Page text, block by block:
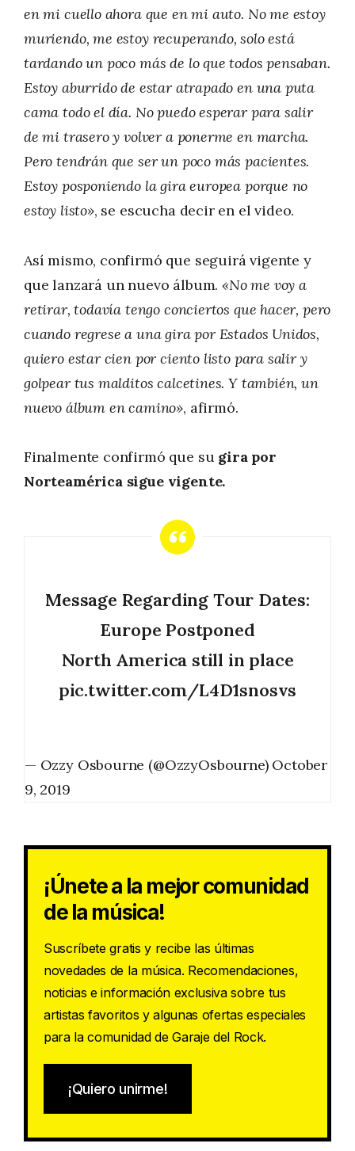
en mi cuello ahora que en mi auto. No me estoy
muriendo, me estoy recuperando, solo está
tardando un poco más de lo que todos pensaban.
Estoy aburrido de estar atrapado en una puta
cama todo el día. No puedo esperar para salir
de mi trasero y volver a ponerme en marcha.
Pero tendrán que ser un poco más pacientes.
Estoy posponiendo la gira europea porque no
estoy listo», se escucha decir en el video.
Así mismo, confirmó que seguirá vigente y
que lanzará un nuevo álbum. «No me voy a
retirar, todavía tengo conciertos que hacer, pero
cuando regrese a una gira por Estados Unidos,
quiero estar cien por ciento listo para salir y
golpear tus malditos calcetines. Y también, un
nuevo álbum en camino», afirmó.
Finalmente confirmó que su gira por
Norteamérica sigue vigente.
Message Regarding Tour Dates:
Europe Postponed
North America still in place
pic.twitter.com/L4D1snosvs
— Ozzy Osbourne (@OzzyOsbourne) October
9, 2019
¡Únete a la mejor comunidad
de la música!
Suscríbete gratis y recibe las últimas
novedades de la música. Recomendaciones,
noticias e información exclusiva sobre tus
artistas favoritos y algunas ofertas especiales
para la comunidad de Garaje del Rock.
¡Quiero unirme!